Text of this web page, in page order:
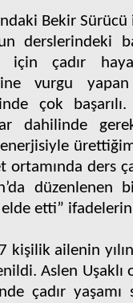
Bekir
derslerindeki
için çadır
vurgu
çok
dahilinde
ortamında ders
düzenlenen
etti”
kişilik ailenin
Aslen Uşaklı
çadır yaşamı